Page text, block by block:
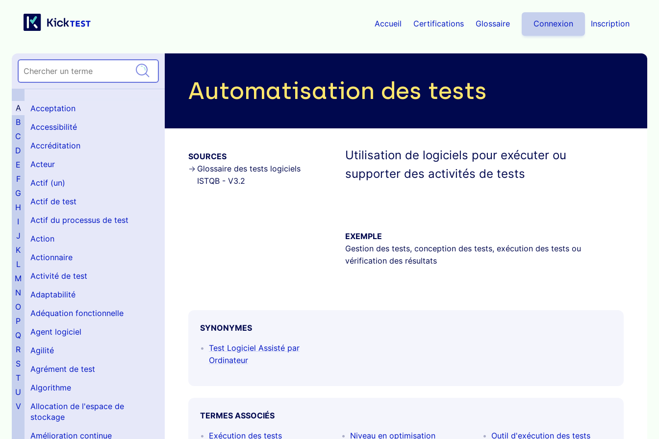
Accueil Certifications Glossaire Connexion Inscription
A
B
C
D
E
F
G
H
I
J
K
L
M
N
O
P
Q
R
S
T
U
V
Acceptation
Accessibilité
Accréditation
Acteur
Actif (un)
Actif de test
Actif du processus de test
Action
Actionnaire
Activité de test
Adaptabilité
Adéquation fonctionnelle
Agent logiciel
Agilité
Agrément de test
Algorithme
Allocation de l'espace de
stockage
Amélioration continue
Automatisation des tests
SOURCES
Glossaire des tests logiciels
ISTQB - V3.2
Utilisation de logiciels pour exécuter ou
supporter des activités de tests
EXEMPLE
Gestion des tests, conception des tests, exécution des tests ou
vérification des résultats
SYNONYMES
Test Logiciel Assisté par
Ordinateur
TERMES ASSOCIÉS
Exécution des tests Niveau en optimisation Outil d'exécution des tests